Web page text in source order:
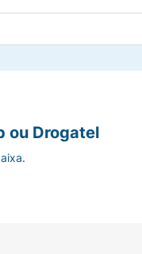
com a tecnologia
e uma
garante uma
ou Drogatel